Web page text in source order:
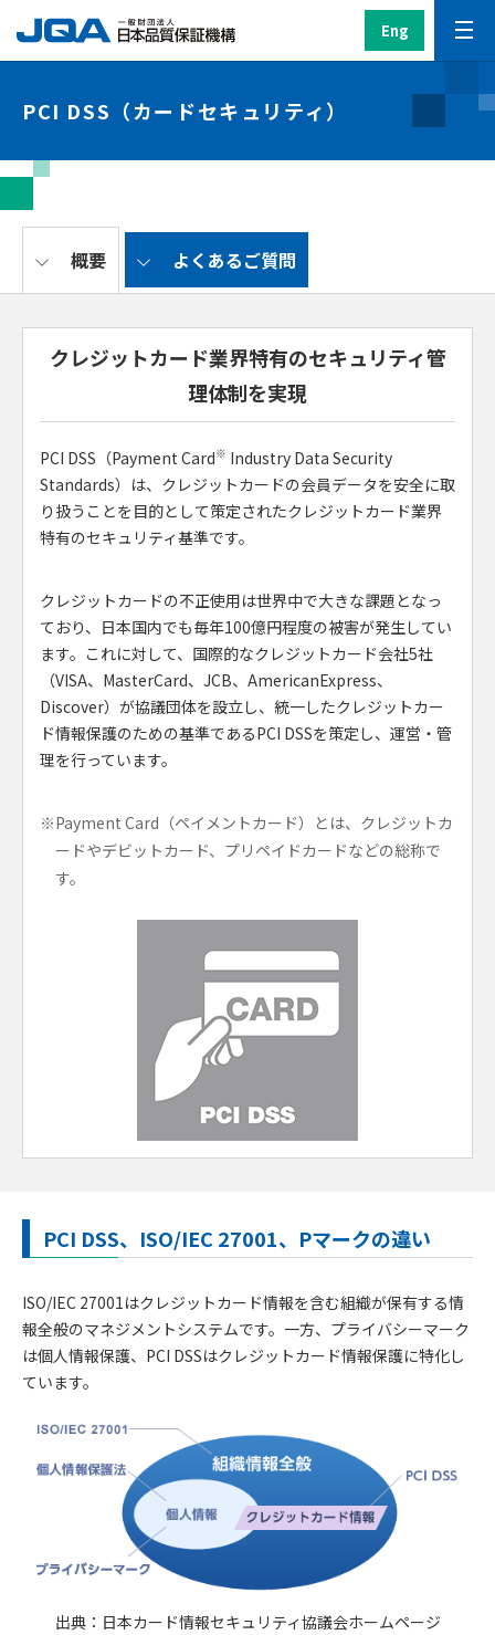
Eng
PCI DSS（カードセキュリティ）
概要 よくあるご質問
クレジットカード業界特有のセキュリティ管
理体制を実現
PCI DSS（Payment Card※ Industry Data Security
Standards）は、クレジットカードの会員データを安全に取
り扱うことを目的として策定されたクレジットカード業界
特有のセキュリティ基準です。
クレジットカードの不正使用は世界中で大きな課題となっ
ており、日本国内でも毎年100億円程度の被害が発生してい
ます。これに対して、国際的なクレジットカード会社5社
（VISA、MasterCard、JCB、AmericanExpress、
Discover）が協議団体を設立し、統一したクレジットカー
ド情報保護のための基準であるPCI DSSを策定し、運営・管
理を行っています。
※Payment Card（ペイメントカード）とは、クレジットカ
ードやデビットカード、プリペイドカードなどの総称で
す。
PCI DSS、ISO/IEC 27001、Pマークの違い
ISO/IEC 27001はクレジットカード情報を含む組織が保有する情
報全般のマネジメントシステムです。一方、プライバシーマーク
は個人情報保護、PCI DSSはクレジットカード情報保護に特化し
ています。
出典：日本カード情報セキュリティ協議会ホームページ